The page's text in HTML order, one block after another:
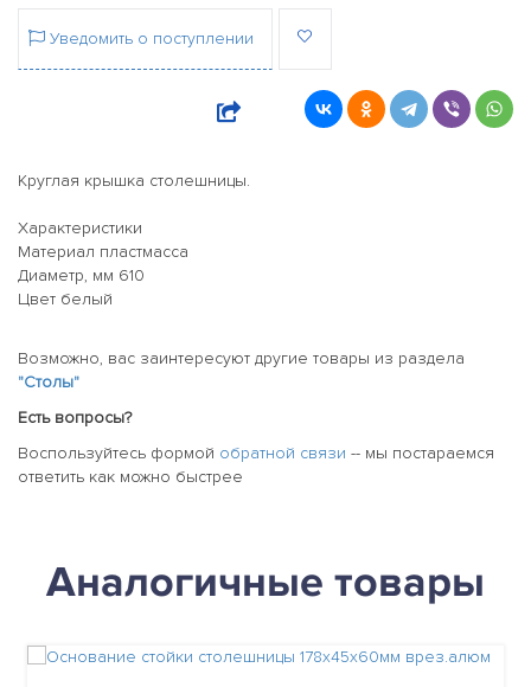
Уведомить о поступлении
Круглая крышка столешницы.
Характеристики
Материал пластмасса
Диаметр, мм 610
Цвет белый
Возможно, вас заинтересуют другие товары из раздела
"Столы"
Есть вопросы?
Воспользуйтесь формой обратной связи -- мы постараемся
ответить как можно быстрее
Аналогичные товары